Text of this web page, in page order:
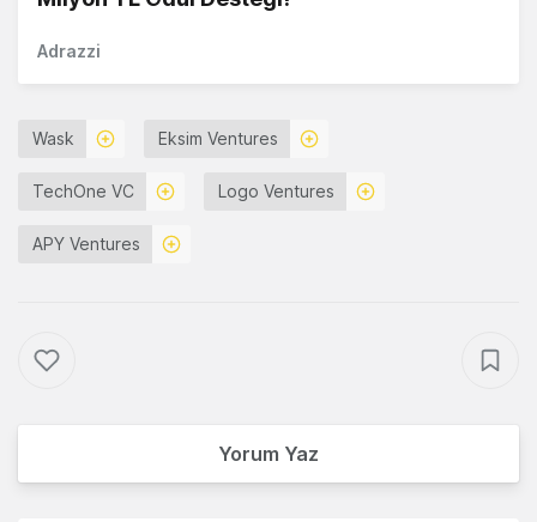
Adrazzi
Wask Eksim Ventures
TechOne VC Logo Ventures
APY Ventures
Yorum Yaz